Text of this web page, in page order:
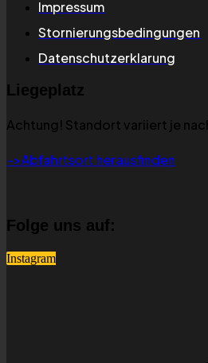
Impressum
Stornierungsbedingungen
Datenschutzerklarung
Liegeplatz
Achtung! Standort variiert je
->Abfahrtsort herausfinden
Folge uns auf:
Instagram